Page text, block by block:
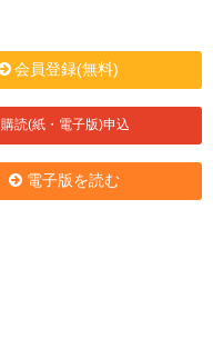
会員登録(無料)
購読(紙・電子版)申込
電子版を読む